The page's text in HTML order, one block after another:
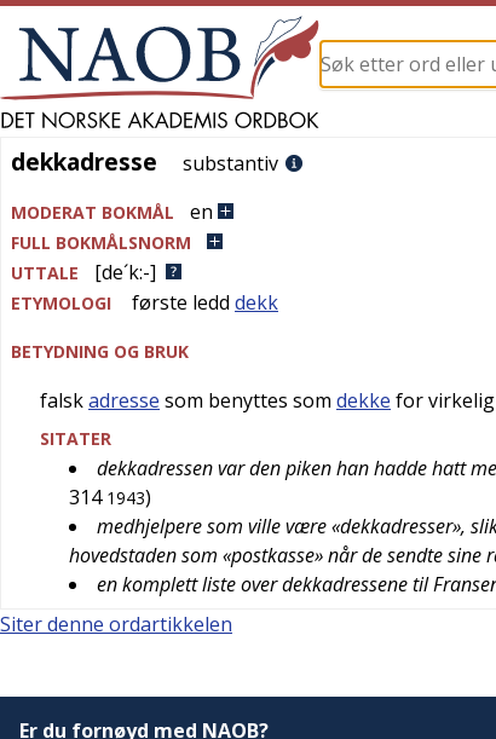
dekkadresse
dekkadresse substantiv
MODERAT BOKMÅL en
FULL BOKMÅLSNORM
UTTALE
[de´k:-]
ETYMOLOGI første ledd dekk
BETYDNING OG BRUK
falskadresse som benyttes som dekke for
SITATER
dekkadressen var den piken han hadde hatt
314 1943)
medhjelpere som ville være «dekkadresser»,
hovedstaden som «postkasse» når de sendte sine
en komplett liste over dekkadressene til
Siter denne ordartikkelen
Er du fornøyd med NAOB?